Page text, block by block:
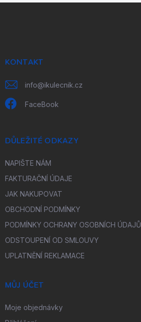
KONTAKT
info@ikulecnik.cz
FaceBook
DŮLEŽITÉ ODKAZY
NAPIŠTE NÁM
FAKTURAČNÍ ÚDAJE
JAK NAKUPOVAT
OBCHODNÍ PODMÍNKY
PODMÍNKY OCHRANY OSOBNÍCH ÚDAJŮ
ODSTOUPENÍ OD SMLOUVY
UPLATNĚNÍ REKLAMACE
MŮJ ÚČET
Moje objednávky